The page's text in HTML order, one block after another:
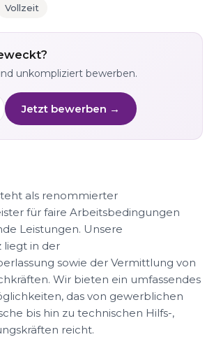
Vollzeit
unkompliziert bewerben.
Jetzt bewerben →
als renommierter
für faire Arbeitsbedingungen
Leistungen. Unsere
liegt in der
sowie der Vermittlung von
Wir bieten ein umfassendes
das von gewerblichen
bis hin zu technischen Hilfs-,
reicht.